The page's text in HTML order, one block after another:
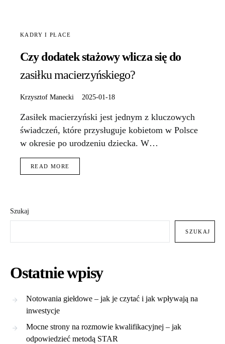
KADRY I PŁACE
Czy dodatek stażowy wlicza się do
zasiłku macierzyńskiego?
Krzysztof Manecki 2025-01-18
Zasiłek macierzyński jest jednym z kluczowych
świadczeń, które przysługuje kobietom w Polsce
w okresie po urodzeniu dziecka. W…
READ MORE
Szukaj
SZUKAJ
Ostatnie wpisy
Notowania giełdowe – jak je czytać i jak wpływają na
inwestycje
Mocne strony na rozmowie kwalifikacyjnej – jak
odpowiedzieć metodą STAR